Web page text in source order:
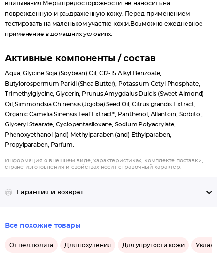
впитывания.Меры предосторожности: не наносить на
повреждённую и раздражённую кожу. Перед применением
тестировать на маленьком участке кожи.Возможно ежедневное
применение в домашних условиях.
Активные компоненты / состав
Aqua, Glycine Soja (Soybean) Oil, C12-15 Alkyl Benzoate,
Butylorospermum Parkii (Shea Butter), Potassium Cetyl Phosphate,
Trimethylglycine, Glycerin, Prunus Amygdalus Dulcis (Sweet Almond)
Oil, Simmondsia Chinensis (Jojoba) Seed Oil, Citrus grandis Extract,
Organic Camelia Sinensis Leaf Extract*, Panthenol, Allantoin, Sorbitol,
Glyceryl Stearate, Cyclopentasiloxane, Sodium Polyacrylate,
Phenoxyethanol (and) Methylparaben (and) Ethylparaben,
Propylparaben, Parfum.
Информация о внешнем виде, характеристиках, комплекте поставки,
стране изготовления и свойствах носит справочный характер.
Гарантия и возврат
Все похожие товары
От целлюлита Для похудения Для упругости кожи